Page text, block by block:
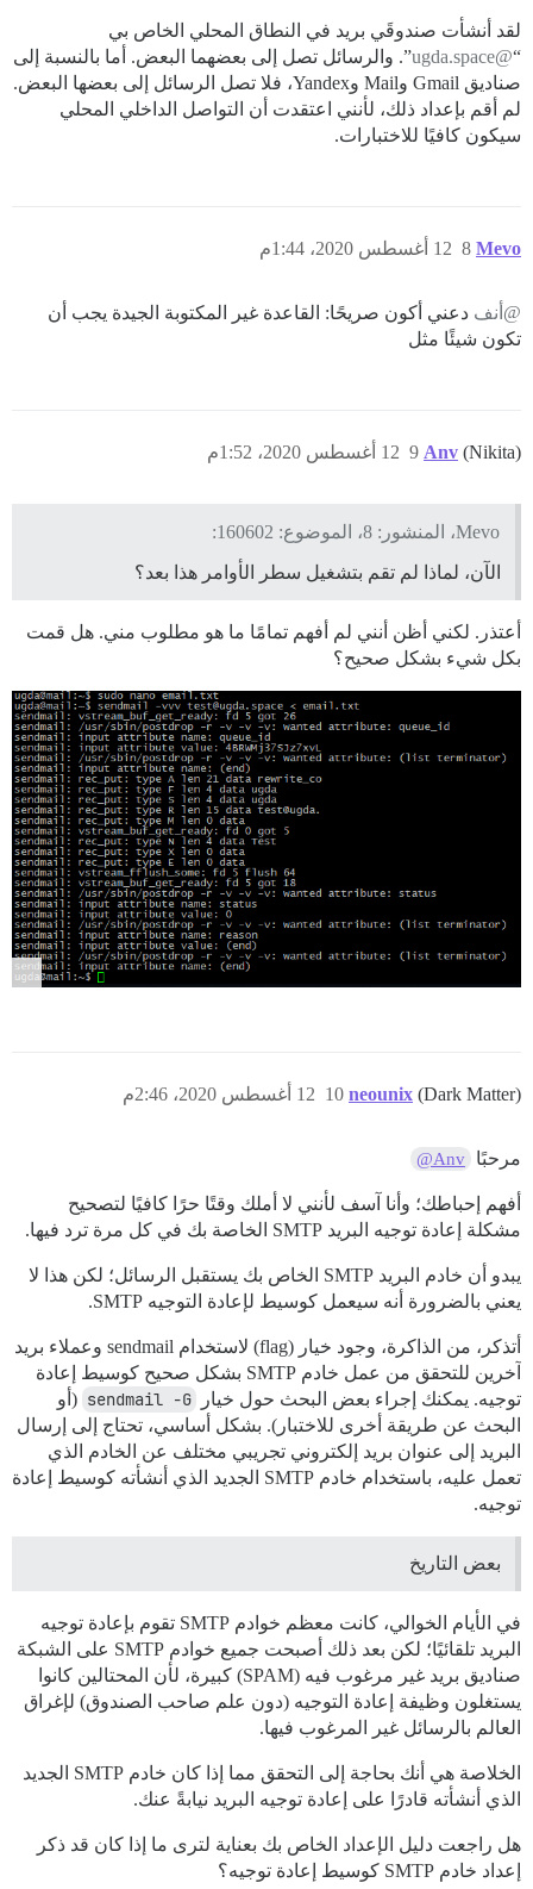
لقد أنشأت صندوقَي بريد في النطاق المحلي الخاص بي
“
@ugda.space
”. والرسائل تصل إلى بعضهما البعض. أما بالنسبة إلى
صناديق Gmail وMail وYandex، فلا تصل الرسائل إلى بعضها البعض.
لم أقم بإعداد ذلك، لأنني اعتقدت أن التواصل الداخلي المحلي
سيكون كافيًا للاختبارات.
Mevo 12 أغسطس 2020، 1:44م 8
@أنف دعني أكون صريحًا: القاعدة غير المكتوبة الجيدة يجب أن
تكون شيئًا مثل
Anv (Nikita) 12 أغسطس 2020، 1:52م 9
Mevo، المنشور: 8، الموضوع: 160602:
الآن، لماذا لم تقم بتشغيل سطر الأوامر هذا بعد؟
أعتذر. لكني أظن أنني لم أفهم تمامًا ما هو مطلوب مني. هل قمت
بكل شيء بشكل صحيح؟
neounix (Dark Matter) 12 أغسطس 2020، 2:46م 10
مرحبًا @Anv
أفهم إحباطك؛ وأنا آسف لأنني لا أملك وقتًا حرًا كافيًا لتصحيح
مشكلة إعادة توجيه البريد SMTP الخاصة بك في كل مرة ترد فيها.
يبدو أن خادم البريد SMTP الخاص بك يستقبل الرسائل؛ لكن هذا لا
يعني بالضرورة أنه سيعمل كوسيط لإعادة التوجيه SMTP.
أتذكر، من الذاكرة، وجود خيار (flag) لاستخدام sendmail وعملاء بريد
آخرين للتحقق من عمل خادم SMTP بشكل صحيح كوسيط إعادة
توجيه. يمكنك إجراء بعض البحث حول خيار
sendmail -G (أو
البحث عن طريقة أخرى للاختبار). بشكل أساسي، تحتاج إلى إرسال
البريد إلى عنوان بريد إلكتروني تجريبي مختلف عن الخادم الذي
تعمل عليه، باستخدام خادم SMTP الجديد الذي أنشأته كوسيط إعادة
توجيه.
بعض التاريخ
في الأيام الخوالي، كانت معظم خوادم SMTP تقوم بإعادة توجيه
البريد تلقائيًا؛ لكن بعد ذلك أصبحت جميع خوادم SMTP على الشبكة
صناديق بريد غير مرغوب فيه (SPAM) كبيرة، لأن المحتالين كانوا
يستغلون وظيفة إعادة التوجيه (دون علم صاحب الصندوق) لإغراق
العالم بالرسائل غير المرغوب فيها.
الخلاصة هي أنك بحاجة إلى التحقق مما إذا كان خادم SMTP الجديد
الذي أنشأته قادرًا على إعادة توجيه البريد نيابةً عنك.
هل راجعت دليل الإعداد الخاص بك بعناية لترى ما إذا كان قد ذكر
إعداد خادم SMTP كوسيط إعادة توجيه؟